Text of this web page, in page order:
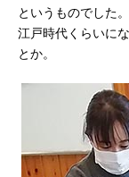
というものでした。
江戸時代くらいに
とか。